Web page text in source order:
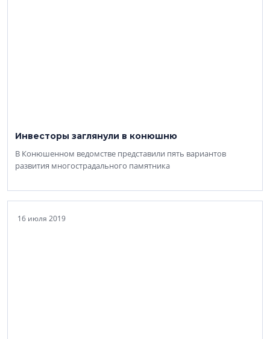
Инвесторы заглянули в конюшню
В Конюшенном ведомстве представили пять вариантов
развития многострадального памятника
16 июля 2019